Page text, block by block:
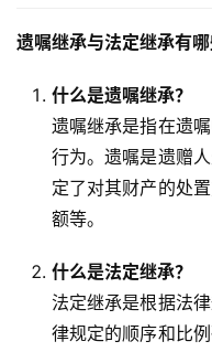
遗嘱继承与法定继承有哪
什么是遗嘱继承？
遗嘱继承是指在遗
行为。遗嘱是遗赠
定了对其财产的处
额等。
什么是法定继承？
法定继承是根据法
律规定的顺序和比